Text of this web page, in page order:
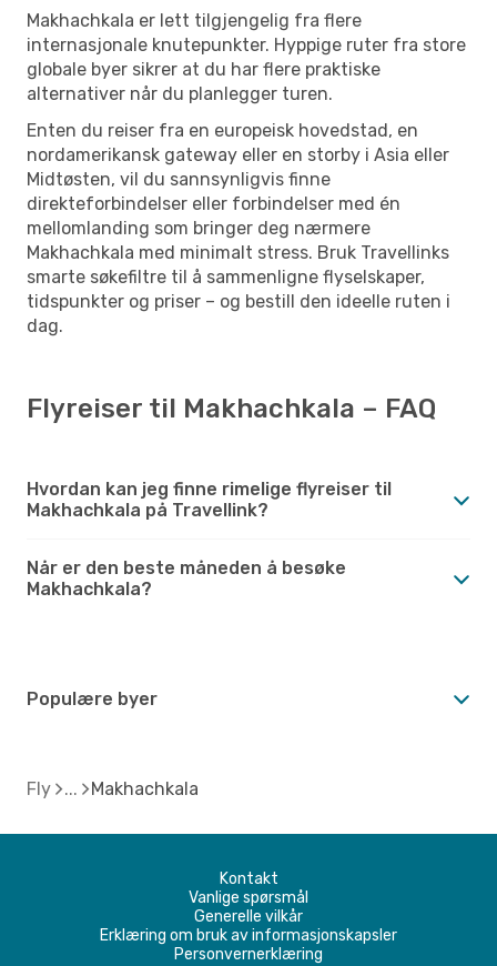
Makhachkala er lett tilgjengelig fra flere
internasjonale knutepunkter. Hyppige ruter fra store
globale byer sikrer at du har flere praktiske
alternativer når du planlegger turen.
Enten du reiser fra en europeisk hovedstad, en
nordamerikansk gateway eller en storby i Asia eller
Midtøsten, vil du sannsynligvis finne
direkteforbindelser eller forbindelser med én
mellomlanding som bringer deg nærmere
Makhachkala med minimalt stress. Bruk Travellinks
smarte søkefiltre til å sammenligne flyselskaper,
tidspunkter og priser – og bestill den ideelle ruten i
dag.
Flyreiser til Makhachkala – FAQ
Hvordan kan jeg finne rimelige flyreiser til
Makhachkala på Travellink?
Når er den beste måneden å besøke
Makhachkala?
Populære byer
Fly Makhachkala
Kontakt
Vanlige spørsmål
Generelle vilkår
Erklæring om bruk av informasjonskapsler
Personvernerklæring